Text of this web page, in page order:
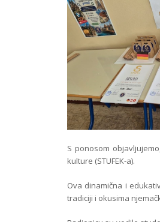
S ponosom
kulture (STUFEK-a).
Ova dinamična i
tradiciji i okusima